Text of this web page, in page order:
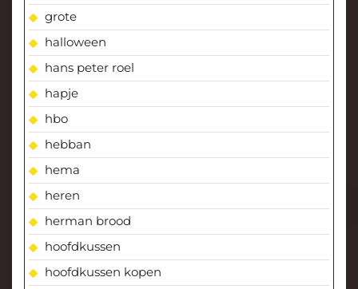
grote
halloween
hans peter roel
hapje
hbo
hebban
hema
heren
herman brood
hoofdkussen
hoofdkussen kopen